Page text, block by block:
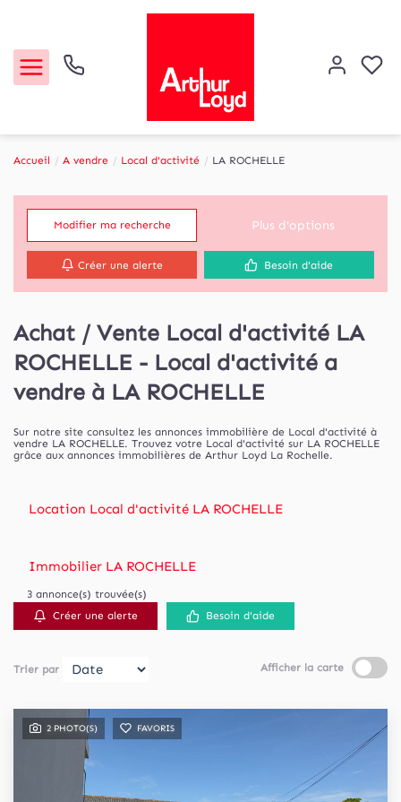
Louer
Etude de marché
Notre Agence
Contact
Accueil A vendre Local d'activité LA ROCHELLE
Modifier ma recherche Plus d'options
Créer une alerte Besoin d'aide
Achat / Vente Local d'activité LA
ROCHELLE - Local d'activité a
vendre à LA ROCHELLE
Sur notre site consultez les annonces immobilière de Local d'activité à
vendre LA ROCHELLE. Trouvez votre Local d'activité sur LA ROCHELLE
grâce aux annonces immobilières de Arthur Loyd La Rochelle.
Location Local d'activité LA ROCHELLE
Immobilier LA ROCHELLE
3 annonce(s) trouvée(s)
Créer une alerte
Besoin d'aide
Trier par Afficher la carte
2 PHOTO(S) FAVORIS